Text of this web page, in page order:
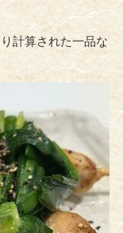
計算された一品な